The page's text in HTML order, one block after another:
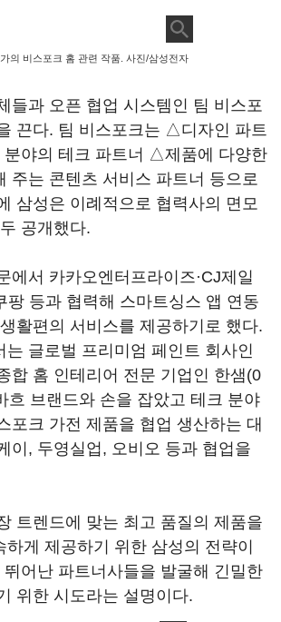
의 비스포크 홈 관련 작품. 사진/삼성전자
들과 오픈 협업 시스템인 팀 비스포
끈다. 팀 비스포크는 △디자인 파트
야의 테크 파트너 △제품에 다양한
주는 콘텐츠 서비스 파트너 등으로
삼성은 이례적으로 협력사의 면모
공개했다.
에서 카카오엔터프라이즈·CJ제일
팡 등과 협력해 스마트싱스 앱 연동
활편의 서비스를 제공하기로 했다.
는 글로벌 프리미엄 페인트 회사인
합 홈 인테리어 전문 기업인 한샘(0
흐 브랜드와 손을 잡았고 테크 분야
포크 가전 제품을 협업 생산하는 대
이, 두영실업, 오비오 등과 협업을
트렌드에 맞는 최고 품질의 제품을
게 제공하기 위한 삼성의 전략이
어난 파트너사들을 발굴해 긴밀한
위한 시도라는 설명이다.